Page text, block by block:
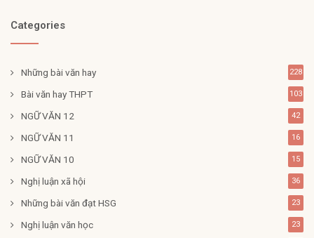
Categories
Những bài văn hay 228
Bài văn hay THPT 103
NGỮ VĂN 12 42
NGỮ VĂN 11 16
NGỮ VĂN 10 15
Nghị luận xã hội 36
Những bài văn đạt HSG 23
Nghị luận văn học 23